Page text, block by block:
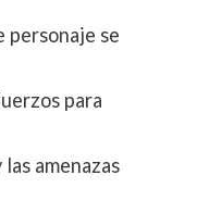
personaje se
para
amenazas